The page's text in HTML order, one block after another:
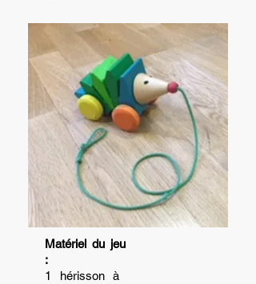
Matériel du jeu
:
1 hérisson à